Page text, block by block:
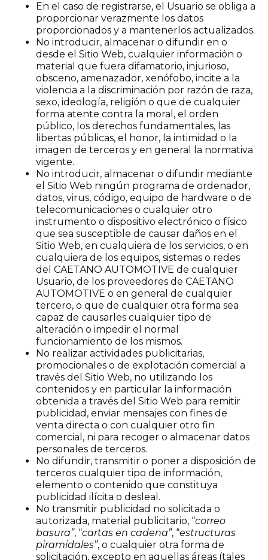
En el caso de registrarse, el Usuario se obliga a
proporcionar verazmente los datos
proporcionados y a mantenerlos actualizados.
No introducir, almacenar o difundir en o
desde el Sitio Web, cualquier información o
material que fuera difamatorio, injurioso,
obsceno, amenazador, xenófobo, incite a la
violencia a la discriminación por razón de raza,
sexo, ideología, religión o que de cualquier
forma atente contra la moral, el orden
público, los derechos fundamentales, las
libertas públicas, el honor, la intimidad o la
imagen de terceros y en general la normativa
vigente.
No introducir, almacenar o difundir mediante
el Sitio Web ningún programa de ordenador,
datos, virus, código, equipo de hardware o de
telecomunicaciones o cualquier otro
instrumento o dispositivo electrónico o físico
que sea susceptible de causar daños en el
Sitio Web, en cualquiera de los servicios, o en
cualquiera de los equipos, sistemas o redes
del CAETANO AUTOMOTIVE de cualquier
Usuario, de los proveedores de CAETANO
AUTOMOTIVE o en general de cualquier
tercero, o que de cualquier otra forma sea
capaz de causarles cualquier tipo de
alteración o impedir el normal
funcionamiento de los mismos.
No realizar actividades publicitarias,
promocionales o de explotación comercial a
través del Sitio Web, no utilizando los
contenidos y en particular la información
obtenida a través del Sitio Web para remitir
publicidad, enviar mensajes con fines de
venta directa o con cualquier otro fin
comercial, ni para recoger o almacenar datos
personales de terceros.
No difundir, transmitir o poner a disposición de
terceros cualquier tipo de información,
elemento o contenido que constituya
publicidad ilícita o desleal.
No transmitir publicidad no solicitada o
autorizada, material publicitario, “correo
basura”, “cartas en cadena”, “estructuras
piramidales”, o cualquier otra forma de
solicitación, excepto en aquellas áreas (tales